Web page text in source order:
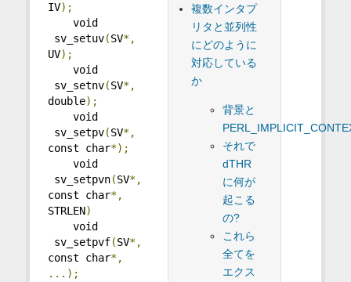
複数インタプ
リタと並列性
にどのように
対応している
か
背景と
それで
dTHR
に何が
起こる
の?
これら
全てを
エクス
IV);
void
sv_setuv(SV*,
UV);
void
sv_setnv(SV*,
double);
void
sv_setpv(SV*,
const char*);
void
sv_setpvn(SV*,
const char*,
STRLEN)
void
sv_setpvf(SV*,
const char*,
...);